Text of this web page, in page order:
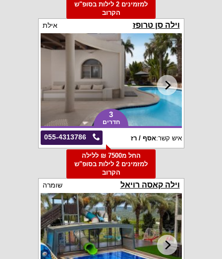
למזמינים 2 לילות בסופ"ש
הקרוב
וילה סן טרופז אילת
3
חדרים
055-4313786 איש קשר:אסף / רז
החל מ7500 ₪ ללילה
למזמינים 2 לילות בסופ"ש
הקרוב
וילה קאסה רויאל שומרה